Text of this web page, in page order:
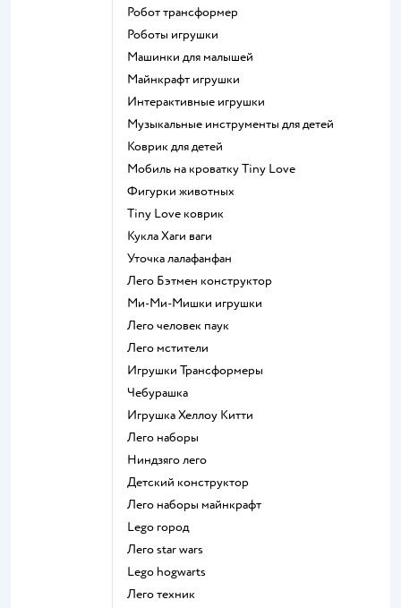
Робот трансформер
Роботы игрушки
Машинки для малышей
Майнкрафт игрушки
Интерактивные игрушки
Музыкальные инструменты для детей
Коврик для детей
Мобиль на кроватку Tiny Love
Фигурки животных
Tiny Love коврик
Кукла Хаги ваги
Уточка лалафанфан
Лего Бэтмен конструктор
Ми-Ми-Мишки игрушки
Лего человек паук
Лего мстители
Игрушки Трансформеры
Чебурашка
Игрушка Хеллоу Китти
Лего наборы
Ниндзяго лего
Детский конструктор
Лего наборы майнкрафт
Lego город
Лего star wars
Lego hogwarts
Лего техник